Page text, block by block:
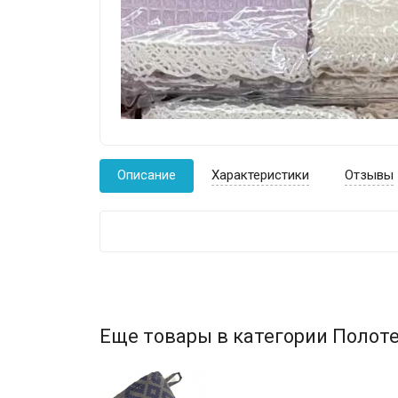
Описание Характеристики Отзывы
Еще товары в категории